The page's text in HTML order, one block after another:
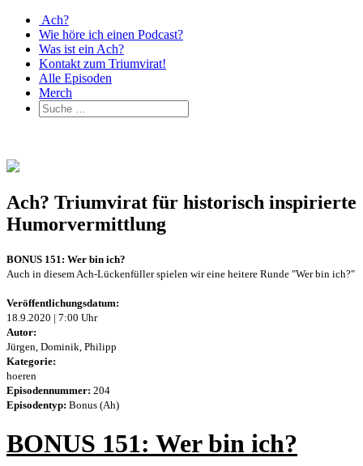
Ach?
Wie höre ich einen Podcast?
Was ist ein Ach?
Kontakt zum Triumvirat!
Alle Episoden
Merch
Ach? Triumvirat für historisch inspirierte
Humorvermittlung
BONUS 151: Wer bin ich?
Auch in diesem Ach-Lückenfüller spielen wir eine heitere Runde "Wer bin ich?"
Veröffentlichungsdatum:
18.9.2020 | 7:00 Uhr
Autor:
Jürgen, Dominik, Philipp
Kategorie:
hoeren
Episodennummer: 204
Episodentyp: Bonus (Ah)
BONUS 151: Wer bin ich?